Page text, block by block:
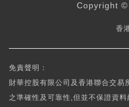
Copyright ©
香
免責聲明：
財華控股有限公司及香港聯合交易
之準確性及可靠性,但並不保證資